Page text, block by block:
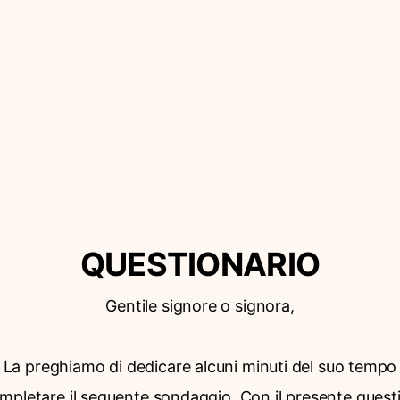
QUESTIONARIO
Gentile signore o signora,
La preghiamo di dedicare alcuni minuti del suo tempo